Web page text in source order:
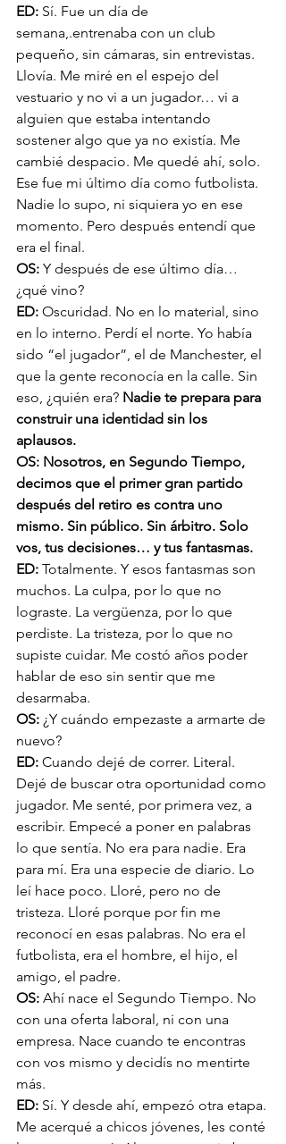
ED: Sí. Fue un día de
semana,.entrenaba con un club
pequeño, sin cámaras, sin entrevistas.
Llovía. Me miré en el espejo del
vestuario y no vi a un jugador… vi a
alguien que estaba intentando
sostener algo que ya no existía. Me
cambié despacio. Me quedé ahí, solo.
Ese fue mi último día como futbolista.
Nadie lo supo, ni siquiera yo en ese
momento. Pero después entendí que
era el final.
OS: Y después de ese último día…
¿qué vino?
ED: Oscuridad. No en lo material, sino
en lo interno. Perdí el norte. Yo había
sido “el jugador”, el de Manchester, el
que la gente reconocía en la calle. Sin
eso, ¿quién era? Nadie te prepara para
construir una identidad sin los
aplausos.
OS: Nosotros, en Segundo Tiempo,
decimos que el primer gran partido
después del retiro es contra uno
mismo. Sin público. Sin árbitro. Solo
vos, tus decisiones… y tus fantasmas.
ED: Totalmente. Y esos fantasmas son
muchos. La culpa, por lo que no
lograste. La vergüenza, por lo que
perdiste. La tristeza, por lo que no
supiste cuidar. Me costó años poder
hablar de eso sin sentir que me
desarmaba.
OS: ¿Y cuándo empezaste a armarte de
nuevo?
ED: Cuando dejé de correr. Literal.
Dejé de buscar otra oportunidad como
jugador. Me senté, por primera vez, a
escribir. Empecé a poner en palabras
lo que sentía. No era para nadie. Era
para mí. Era una especie de diario. Lo
leí hace poco. Lloré, pero no de
tristeza. Lloré porque por fin me
reconocí en esas palabras. No era el
futbolista, era el hombre, el hijo, el
amigo, el padre.
OS: Ahí nace el Segundo Tiempo. No
con una oferta laboral, ni con una
empresa. Nace cuando te encontras
con vos mismo y decidís no mentirte
más.
ED: Sí. Y desde ahí, empezó otra etapa.
Me acerqué a chicos jóvenes, les conté